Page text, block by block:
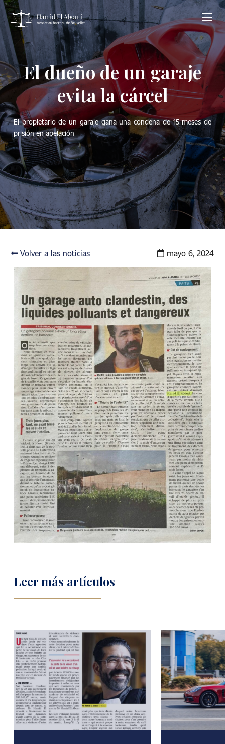
El dueño de un garaje
evita la cárcel
El propietario de un garaje gana una condena de 15 meses de
prisión en apelación
Volver a las noticias mayo 6, 2024
Leer más artículos